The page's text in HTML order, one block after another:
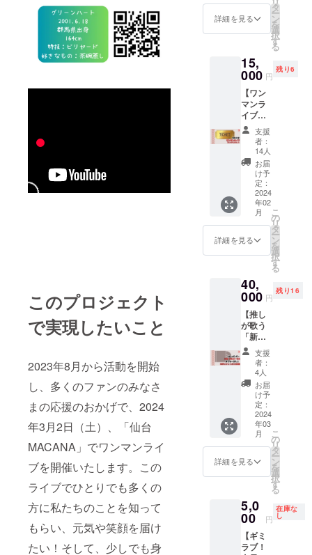
このプロジェクト
で実現したいこと
2023年8月から活動を開始
し、多くのファンのみなさ
まの応援のおかげで、2024
年3月2日（土）、「仙台
MACANA」でワンマンライ
ブを開催いたします。この
ライブでひとりでも多くの
方に私たちのことを知って
もらい、元気や笑顔を届け
たい！そして、少しでも身
ンクを
送信）
ず備考
欄にメ
ンバー
があな
たをど
のよう
に呼ぶ
か、お
名前を
ご記入
くださ
い。 ※
読めな
い漢
字、英
ないよ
う、お
ナの記
載もお
願いい
たしま
す。
例）希
望名：
魏美羅
武（ギ
ミラ
ブ）
す。
【ワン
+チェキ
券1枚
（ワン
マン限
定デザ
イ
ン）】
・2024
年3月2
日開催
のワン
マンラ
イブチ
ケット
+チェキ
（ワン
マン限
※ドリン
ク代
（600
円）は
別途当
日会場
で必要
チェキ
券1枚で
メン
バーと
ショッ
トチェ
キまた
ショッ
トチェ
能 ※撮
影後は
45秒の
おしゃ
すい格
好（内
ご持参
くださ
い。 ※
見学の
みを希
望され
る方
は、そ
の旨、
備考欄
にご記
入くだ
さい。
※レッス
ン最後
にギミ
ラブ！
の４
ショッ
ト写真
をあな
たのス
マホ
（カメ
ラ）で
撮影い
たしま
す。
レッス
ンは約2
時間程
度にな
す。
ン入り
ペンラ
イト。
※備考欄
しメン
バーま
たは全
員〉の
いずれ
かをお
選びく
ださ
い。 ※
お渡し
は当日
会場に
てお渡
しいた
します
（当日
会場に
考欄に
その旨
ご記載
くださ
い。郵
送で対
応いた
しま
す）
詳細を見る
タ
ー
ン
を
選
択
す
る
15,
000 円
残り6
【ワン
マンラ
イブプ
レミア
ムチ
ケット1
枚+チェ
キ券3枚
（ワン
マン限
定デザ
イン）
】 ・
2024年
3月2日
開催の
ンライ
ブプレ
ミアム
チケッ
ト+チェ
キ券３
枚（ワ
ンマン
限定デ
ザイ
ン） ※
ドリン
ク代
（600
円）は
別途当
日会場
●プレミ
ケット
特典 ・
優先入
場
（OPE
支援
者：
14人
お届
け予
定：
2024
年02
月
詳細を見る
こ
の
リ
タ
ー
ン
を
選
択
す
る
40,
000 円
残り16
【推し
が歌う
「新
曲」フ
ルコー
ラス楽
曲
（CD-
R）】
・あな
たへの
メッ
セージ
トラッ
ク（音
声）入
CD-Rに
録音し
た簡易
包装版
をお渡
支援
者：
4人
お届
け予
定：
2024
年03
月
詳細を見る
こ
の
リ
タ
ー
ン
を
選
択
す
る
5,0
00 円
在庫な
し
【ギミ
ラブ！